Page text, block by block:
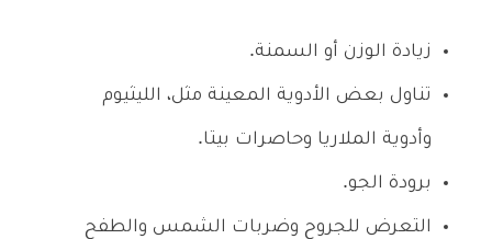
زيادة الوزن أو السمنة.
تناول بعض الأدوية المعينة مثل، الليثيوم
وأدوية الملاريا وحاصرات بيتا.
برودة الجو.
التعرض للجروح وضربات الشمس والطفح